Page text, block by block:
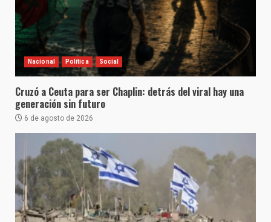
Nacional Política Social
Cruzó a Ceuta para ser Chaplin: detrás del viral hay una
generación sin futuro
6 de agosto de 2026